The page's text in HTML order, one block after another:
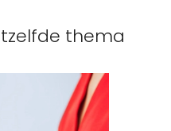
thema